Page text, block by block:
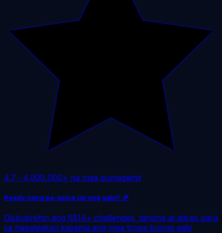
4.7 · 4,000,000+ na mga gumagamit
Ready nang pa-spice up ang gabi? 🎉
Diskubrehin ang 6514+ challenges, tanong at dares para
sa hagalpakan kasama ang mga tropa buong gabi